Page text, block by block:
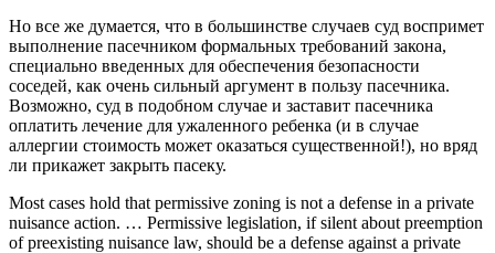
Но все же думается, что в большинстве случаев суд воспримет
выполнение пасечником формальных требований закона,
специально введенных для обеспечения безопасности
соседей, как очень сильный аргумент в пользу пасечника.
Возможно, суд в подобном случае и заставит пасечника
оплатить лечение для ужаленного ребенка (и в случае
аллергии стоимость может оказаться существенной!), но вряд
ли прикажет закрыть пасеку.
Most cases hold that permissive zoning is not a defense in a private
nuisance action. … Permissive legislation, if silent about preemption
of preexisting nuisance law, should be a defense against a private